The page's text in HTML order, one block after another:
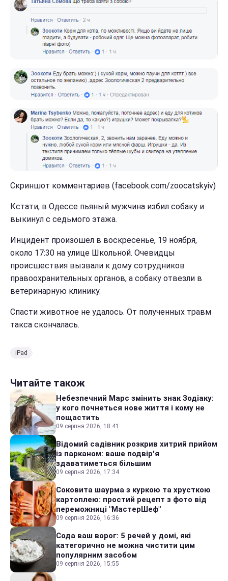
Скриншот комментариев (facebook.com/zoocatskyiv)
Кстати, в Одессе пьяный мужчина избил собаку и
выкинул с седьмого этажа.
Инцидент произошел в воскресенье, 19 ноября,
около 17:30 на улице Школьной. Очевидцы
происшествия вызвали к дому сотрудников
правоохранительных органов, а собаку отвезли в
ветеринарную клинику.
Спасти животное не удалось. От полученных травм
такса скончалась.
iPad
Читайте також
Небезпечний Марс змінить знак Зодіаку:
у кого почнеться нове життя і кому не
пощастить
09 серпня 2026, 18:41
Відомий садівник розкрив хитрий прийом
із парканом: ваше подвір'я
здаватиметься більшим
09 серпня 2026, 17:34
Соковита шаурма з куркою та хрусткою
картоплею: простий рецепт з фото від
переможниці "МастерШеф"
09 серпня 2026, 16:36
Сода ваш ворог: 5 речей у домі, які
категорично не можна чистити цим
популярним засобом
09 серпня 2026, 15:55